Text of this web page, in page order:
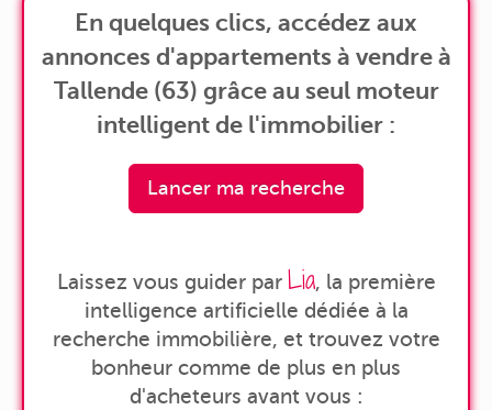
En quelques clics, accédez aux
annonces d'appartements à vendre à
Tallende (63) grâce au seul moteur
intelligent de l'immobilier :
Lancer ma recherche
Laissez vous guider par Lia, la première
intelligence artificielle dédiée à la
recherche immobilière, et trouvez votre
bonheur comme de plus en plus
d'acheteurs avant vous :